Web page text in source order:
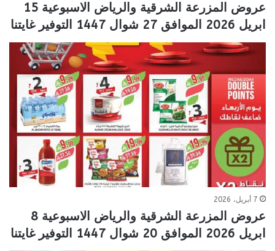
عروض المزرعة الشرقية والرياض الاسبوعية 15
ابريل 2026 الموافق 27 شوال 1447 التوفير غايتنا
7 أبريل، 2026
عروض المزرعة الشرقية والرياض الاسبوعية 8
ابريل 2026 الموافق 20 شوال 1447 التوفير غايتنا